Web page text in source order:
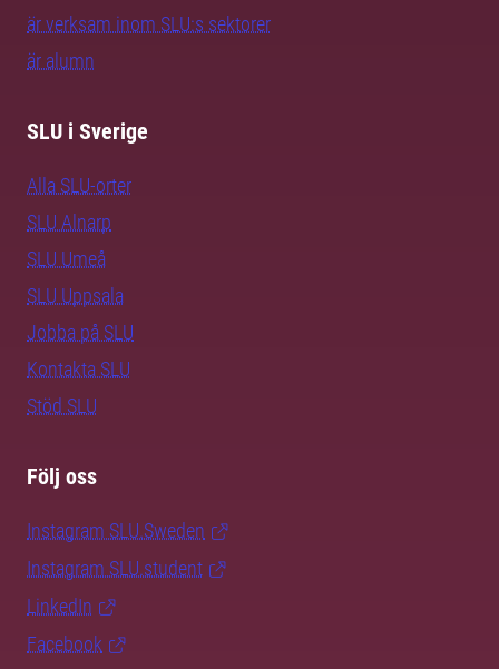
är verksam inom SLU:s sektorer
är alumn
SLU i Sverige
Alla SLU-orter
SLU Alnarp
SLU Umeå
SLU Uppsala
Jobba på SLU
Kontakta SLU
Stöd SLU
Följ oss
Instagram SLU.Sweden
Instagram SLU.student
LinkedIn
Facebook